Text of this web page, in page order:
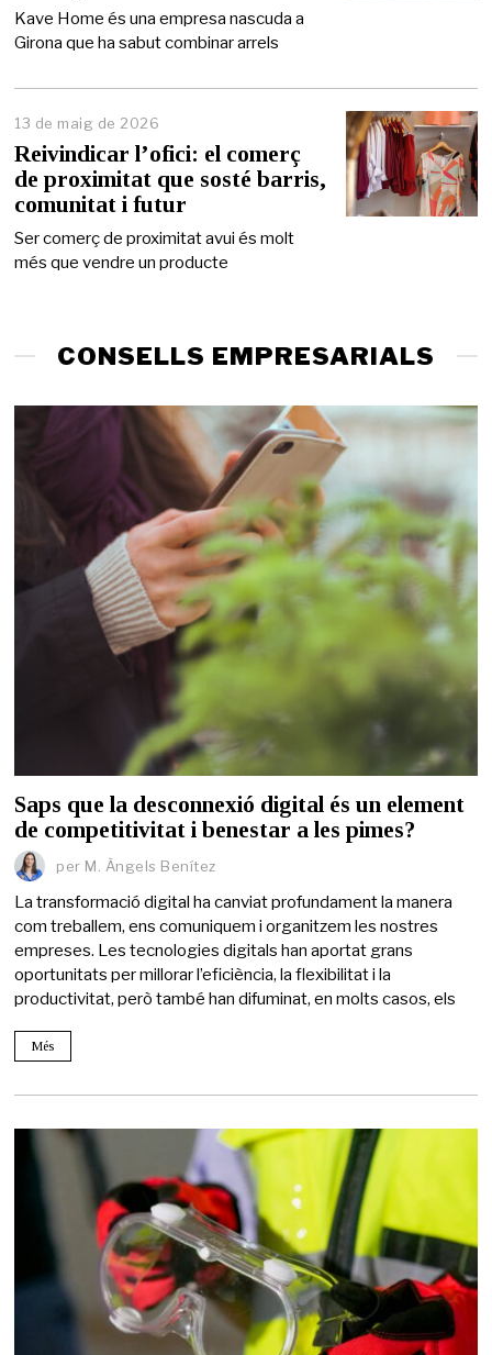
y
d
2
Kave Home és una empresa nascuda a
Girona que ha sabut combinar arrels
13 de maig de 2026
4
d
e
m
i
g
2
Reivindicar l’ofici: el comerç
de proximitat que sosté barris,
comunitat i futur
Ser comerç de proximitat avui és molt
més que vendre un producte
CONSELLS EMPRESARIALS
Saps que la desconnexió digital és un element
de competitivitat i benestar a les pimes?
per M. Àngels Benítez
La transformació digital ha canviat profundament la manera
com treballem, ens comuniquem i organitzem les nostres
empreses. Les tecnologies digitals han aportat grans
oportunitats per millorar l’eficiència, la flexibilitat i la
productivitat, però també han difuminat, en molts casos, els
Més